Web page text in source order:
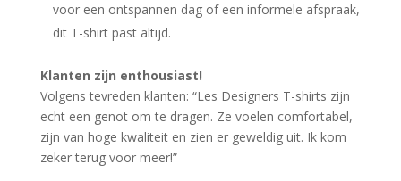
voor een ontspannen dag of een informele afspraak,
dit T-shirt past altijd.
Klanten zijn enthousiast!
Volgens tevreden klanten: “Les Designers T-shirts zijn
echt een genot om te dragen. Ze voelen comfortabel,
zijn van hoge kwaliteit en zien er geweldig uit. Ik kom
zeker terug voor meer!”